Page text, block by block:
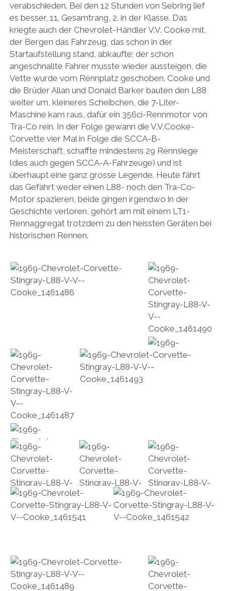
verabschieden. Bei den 12 Stunden von Sebring lief
es besser, 11. Gesamtrang, 2. in der Klasse. Das
kriegte auch der Chevrolet-Händler V.V. Cooke mit,
der Bergen das Fahrzeug, das schon in der
Startaufstellung stand, abkaufte; der schon
angeschnallte Fahrer musste wieder aussteigen, die
Vette wurde vom Rennplatz geschoben. Cooke und
die Brüder Allan und Donald Barker bauten den L88
weiter um, kleineres Scheibchen, die 7-Liter-
Maschine kam raus, dafür ein 356ci-Rennmotor von
Tra-Co rein. In der Folge gewann die V.V.Cooke-
Corvette vier Mal in Folge die SCCA-B-
Meisterschaft, schaffte mindestens 29 Rennsiege
(dies auch gegen SCCA-A-Fahrzeuge) und ist
überhaupt eine ganz grosse Legende. Heute fährt
das Gefährt weder einen L88- noch den Tra-Co-
Motor spazieren, beide gingen irgendwo in der
Geschichte verloren, gehört am mit einem LT1-
Rennaggregat trotzdem zu den heissten Geräten bei
historischen Rennen.